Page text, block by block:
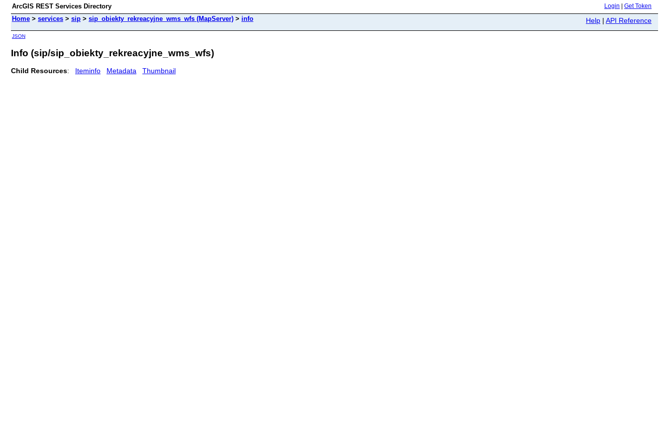
ArcGIS REST Services Directory Login Get Token
Home > services > sip > sip_obiekty_rekreacyjne_wms_wfs (MapServer) > info Help | API Reference
JSON
Info (sip/sip_obiekty_rekreacyjne_wms_wfs)
Child Resources: Iteminfo Metadata Thumbnail